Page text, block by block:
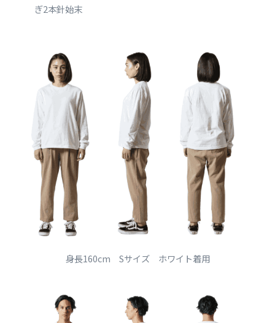
ぎ2本針始末
身長160cm Sサイズ ホワイト着用